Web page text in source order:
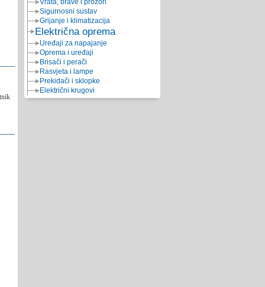
Vrata, brave i prozori
Sigurnosni sustav
Grijanje i klimatizacija
Električna oprema
Uređaji za napajanje
Oprema i uređaji
Brisači i perači
Rasvjeta i lampe
Prekidači i sklopke
Električni krugovi